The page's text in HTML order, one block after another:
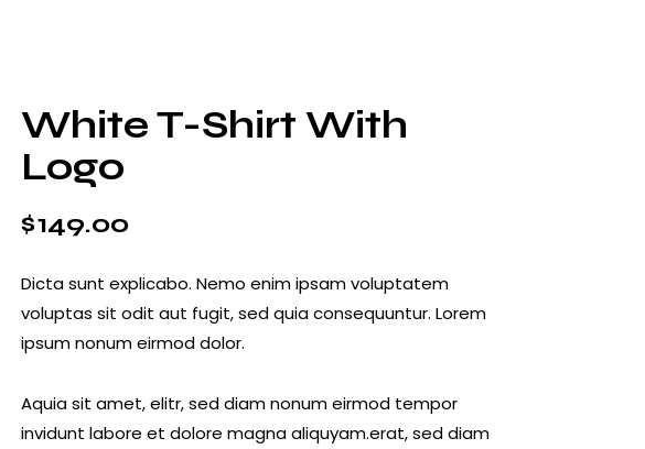
White T-Shirt With
Logo
$149.00
Dicta sunt explicabo. Nemo enim ipsam voluptatem
voluptas sit odit aut fugit, sed quia consequuntur. Lorem
ipsum nonum eirmod dolor.
Aquia sit amet, elitr, sed diam nonum eirmod tempor
invidunt labore et dolore magna aliquyam.erat, sed diam